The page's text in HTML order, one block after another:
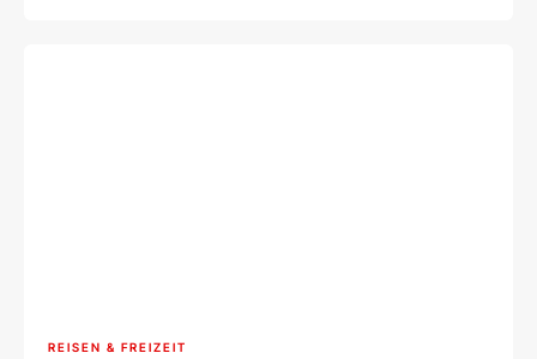
REISEN & FREIZEIT